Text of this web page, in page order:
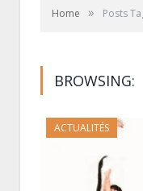
Home » Posts
BROWSING:
ACTUALITÉS